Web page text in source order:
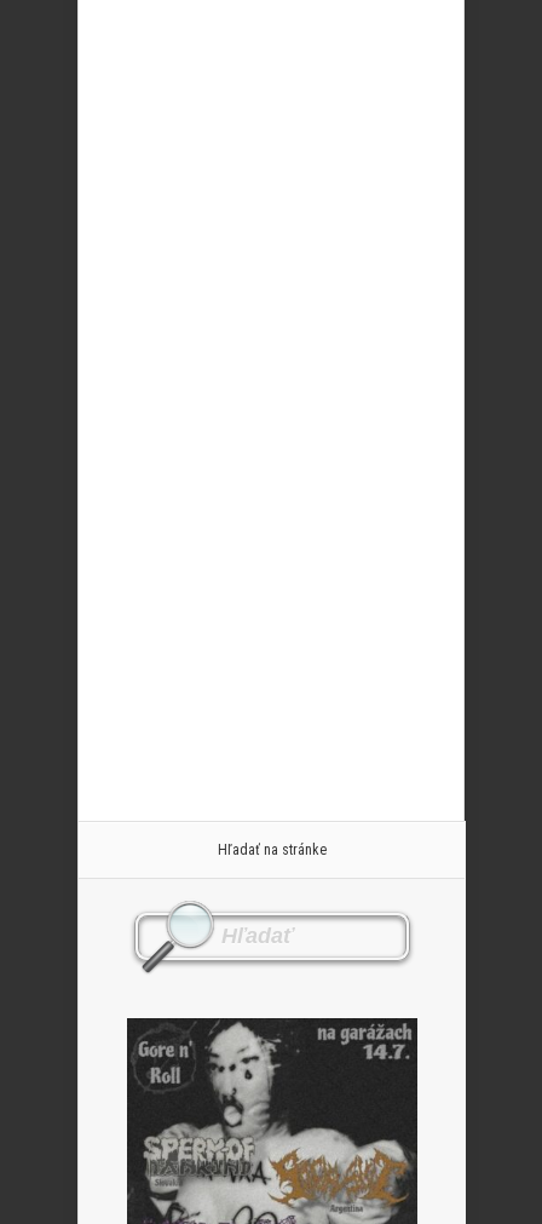
Hľadať na stránke